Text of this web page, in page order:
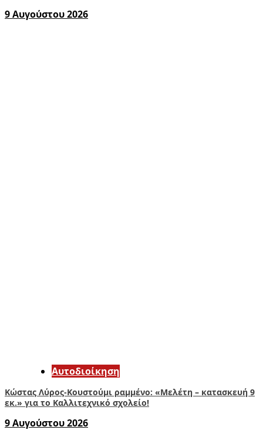
9 Αυγούστου 2026
Αυτοδιοίκηση
Κώστας Λύρος-Κουστούμι ραμμένο: «Μελέτη – κατασκευή 9
εκ.» για το Καλλιτεχνικό σχολείο!
9 Αυγούστου 2026